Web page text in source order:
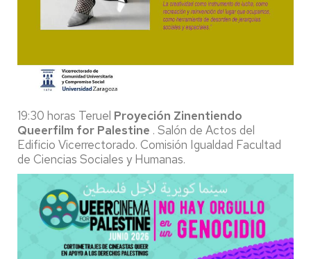
19:30 horas Teruel Proyeción Zinentiendo
Queerfilm for Palestine . Salón de Actos del
Edificio Vicerrectorado. Comisión Igualdad Facultad
de Ciencias Sociales y Humanas.